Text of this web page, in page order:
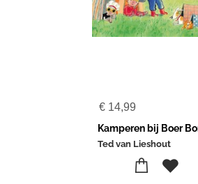
€ 14,99
Kamperen bij Boer
Ted van Lieshout